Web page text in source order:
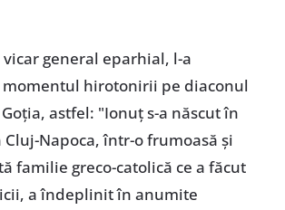
vicar general eparhial, l-a
hirotonirii pe diaconul
astfel: "Ionuț s-a născut în
Napoca, într-o frumoasă și
familie greco-catolică ce a făcut
a îndeplinit în anumite